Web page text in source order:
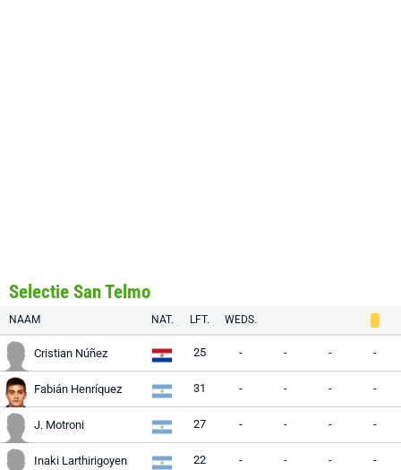
Selectie San Telmo
NAAM NAT. LFT. WEDS.
Cristian Núñez 25 - - - -
Fabián Henríquez 31 - - - -
J. Motroni 27 - - - -
Inaki Larthirigoyen 22 - - - -